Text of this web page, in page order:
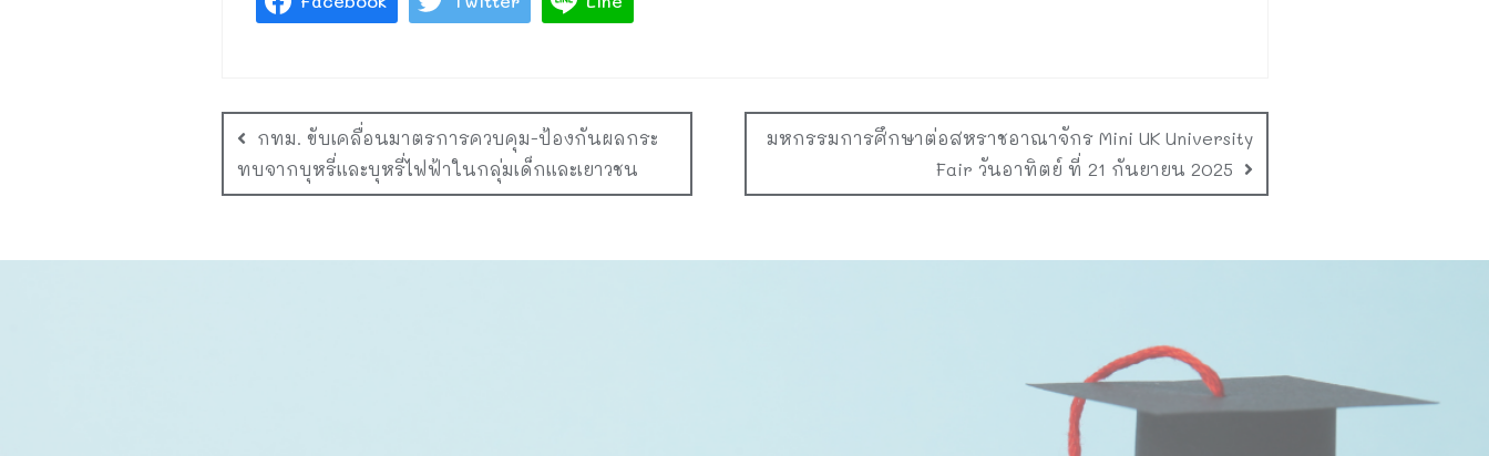
กทม. ขับเคลื่อนมาตรการควบคุม-ป้องกันผลกระ
ทบจากบุหรี่และบุหรี่ไฟฟ้าในกลุ่มเด็กและเยาวชน
มหกรรมการศึกษาต่อสหราชอาณาจักร Mini UK University
Fair วันอาทิตย์ ที่ 21 กันยายน 2025